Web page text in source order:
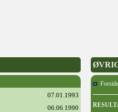
07.01.1993
06.06.1990
Forside